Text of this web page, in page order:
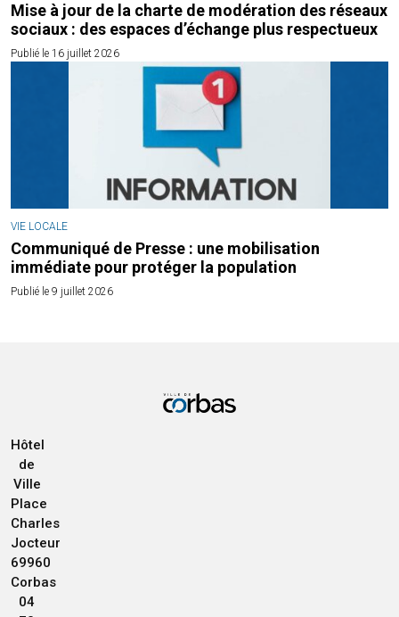
Mise à jour de la charte de modération des réseaux
sociaux : des espaces d’échange plus respectueux
Publié le 16 juillet 2026
VIE LOCALE
Communiqué de Presse : une mobilisation
immédiate pour protéger la population
Publié le 9 juillet 2026
Hôtel
de
Ville
Place
Charles
Jocteur
69960
Corbas
04